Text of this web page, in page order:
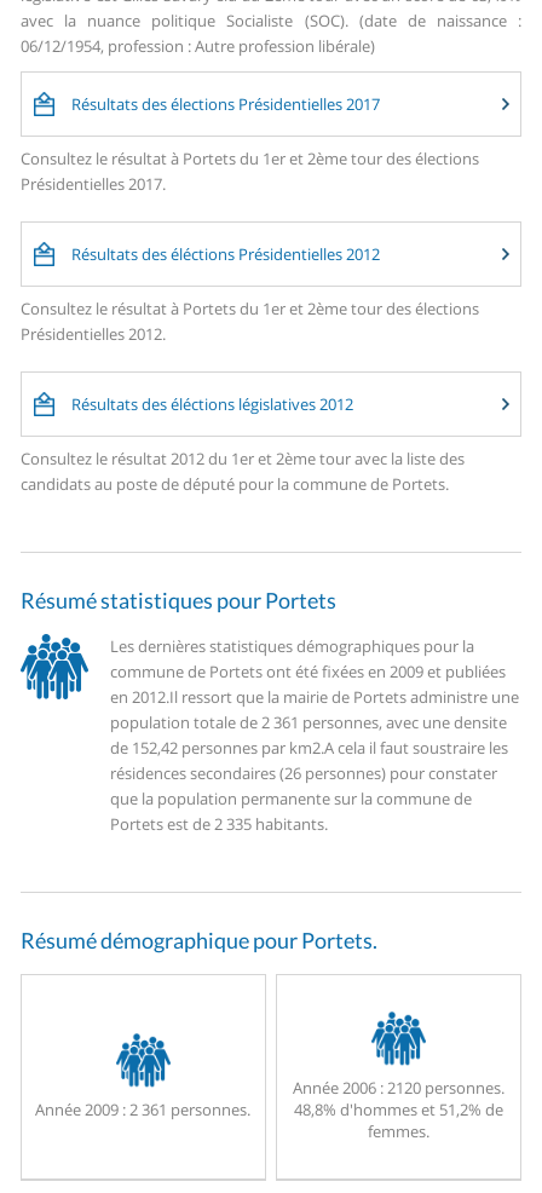
avec la nuance politique Socialiste (SOC). (date de naissance :
06/12/1954, profession : Autre profession libérale)
Résultats des élections Présidentielles 2017
Consultez le résultat à Portets du 1er et 2ème tour des élections
Présidentielles 2017.
Résultats des éléctions Présidentielles 2012
Consultez le résultat à Portets du 1er et 2ème tour des élections
Présidentielles 2012.
Résultats des éléctions législatives 2012
Consultez le résultat 2012 du 1er et 2ème tour avec la liste des
candidats au poste de député pour la commune de Portets.
Résumé statistiques pour Portets
Les dernières statistiques démographiques pour la
commune de Portets ont été fixées en 2009 et publiées
en 2012.Il ressort que la mairie de Portets administre une
population totale de 2 361 personnes, avec une densite
de 152,42 personnes par km2.A cela il faut soustraire les
résidences secondaires (26 personnes) pour constater
que la population permanente sur la commune de
Portets est de 2 335 habitants.
Résumé démographique pour Portets.
Année 2009 :2 361 personnes.
Année 2006 :2120 personnes.
48,8% d'hommes et 51,2% de
femmes.